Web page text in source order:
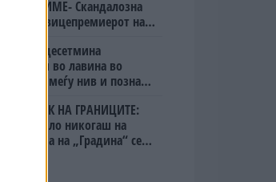
ОСЛОБОДИМЕ- Скандалозна
објава на вицепремиерот на
Исчезнаа десетмина
алпинисти во лавина во
Пакистан- меѓу нив и познат
БЕЛ ШТРАЈК НА ГРАНИЦИТЕ:
Вака не било никогаш на
„Евзони“, а на „Градина“ се